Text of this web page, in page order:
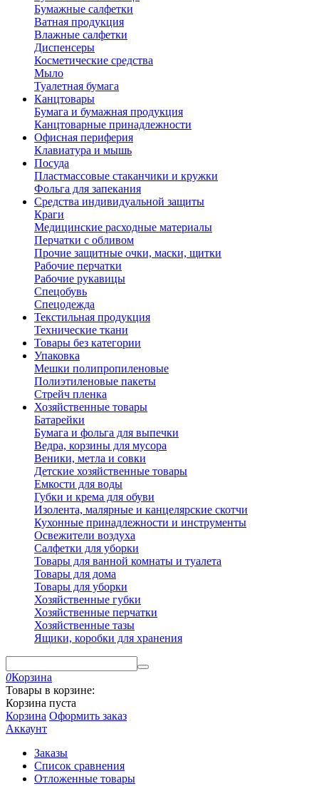
Бумажные салфетки
Ватная продукция
Влажные салфетки
Диспенсеры
Косметические средства
Мыло
Туалетная бумага
Канцтовары
Бумага и бумажная продукция
Канцтоварные принадлежности
Офисная периферия
Клавиатура и мышь
Посуда
Пластмассовые стаканчики и кружки
Фольга для запекания
Средства индивидуальной защиты
Краги
Медицинские расходные материалы
Перчатки с обливом
Прочие защитные очки, маски, щитки
Рабочие перчатки
Рабочие рукавицы
Спецобувь
Спецодежда
Текстильная продукция
Технические ткани
Товары без категории
Упаковка
Мешки полипропиленовые
Полиэтиленовые пакеты
Стрейч пленка
Хозяйственные товары
Батарейки
Бумага и фольга для выпечки
Ведра, корзины для мусора
Веники, метла и совки
Детские хозяйственные товары
Емкости для воды
Губки и крема для обуви
Изолента, малярные и канцелярские скотчи
Кухонные принадлежности и инструменты
Освежители воздуха
Салфетки для уборки
Товары для ванной комнаты и туалета
Товары для дома
Товары для уборки
Хозяйственные губки
Хозяйственные перчатки
Хозяйственные тазы
Ящики, коробки для хранения
0Корзина
Товары в корзине:
Корзина пуста
Корзина Оформить заказ
Аккаунт
Заказы
Список сравнения
Отложенные товары